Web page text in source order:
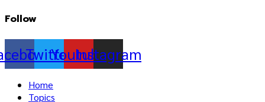
Follow
TwitterYoutube
Instagram
Home
Topics